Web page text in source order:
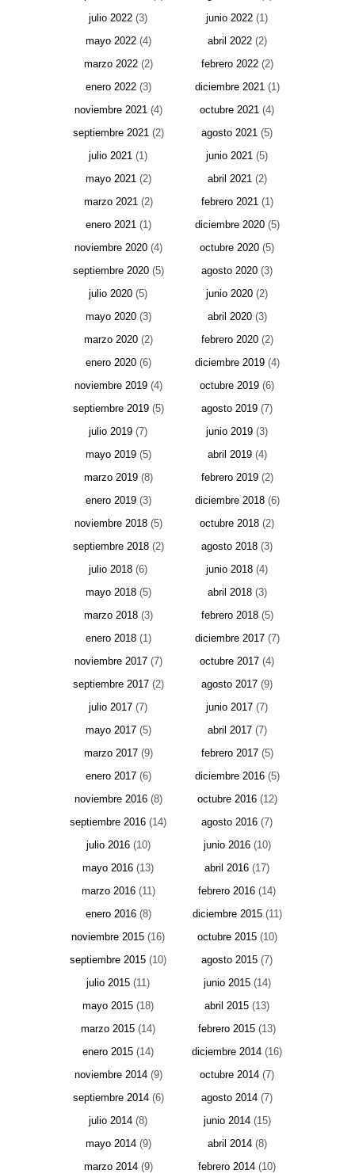
julio 2022 (3) junio 2022 (1)
mayo 2022(4) abril 2022(2)
marzo 2022(2) febrero 2022(2)
enero 2022(3) diciembre 2021(1)
noviembre 2021(4) octubre 2021 (4)
septiembre 2021(2) agosto 2021 (5)
julio 2021 (1) junio 2021 (5)
mayo 2021(2) abril 2021(2)
marzo 2021(2) febrero 2021(1)
enero 2021(1) diciembre 2020(5)
noviembre 2020(4) octubre 2020 (5)
septiembre 2020(5) agosto 2020 (3)
julio 2020 (5) junio 2020 (2)
mayo 2020(3) abril 2020(3)
marzo 2020(2) febrero 2020(2)
enero 2020(6) diciembre 2019(4)
noviembre 2019(4) octubre 2019 (6)
septiembre 2019(5) agosto 2019 (7)
julio 2019 (7) junio 2019 (3)
mayo 2019(5) abril 2019(4)
marzo 2019(8) febrero 2019(2)
enero 2019(3) diciembre 2018(6)
noviembre 2018(5) octubre 2018 (2)
septiembre 2018(2) agosto 2018 (3)
julio 2018 (6) junio 2018 (4)
mayo 2018(5) abril 2018(3)
marzo 2018(3) febrero 2018(5)
enero 2018(1) diciembre 2017(7)
noviembre 2017(7) octubre 2017 (4)
septiembre 2017(2) agosto 2017 (9)
julio 2017 (7) junio 2017 (7)
mayo 2017(5) abril 2017(7)
marzo 2017(9) febrero 2017(5)
enero 2017(6) diciembre 2016(5)
noviembre 2016(8) octubre 2016(12)
septiembre 2016 (14) agosto 2016 (7)
julio 2016(10) junio 2016(10)
mayo 2016 (13) abril 2016 (17)
marzo 2016(11) febrero 2016 (14)
enero 2016(8) diciembre 2015(11)
noviembre 2015 (16) octubre 2015(10)
septiembre 2015 (10) agosto 2015 (7)
julio 2015 (11) junio 2015(14)
mayo 2015 (18) abril 2015 (13)
marzo 2015 (14) febrero 2015 (13)
enero 2015 (14) diciembre 2014 (16)
noviembre 2014(9) octubre 2014 (7)
septiembre 2014(6) agosto 2014 (7)
julio 2014 (8) junio 2014(15)
mayo 2014(9) abril 2014(8)
marzo 2014(9) febrero 2014 (10)